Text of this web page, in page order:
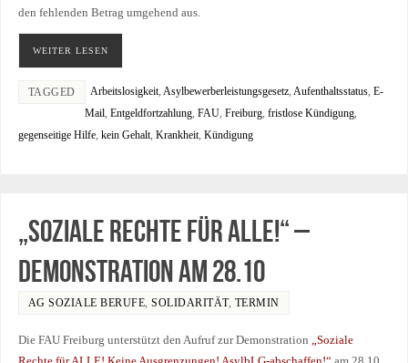
den fehlenden Betrag umgehend aus.
WEITER LESEN
TAGGED Arbeitslosigkeit, Asylbewerberleistungsgesetz, Aufenthaltsstatus, E-
Mail, Entgeldfortzahlung, FAU, Freiburg, fristlose Kündigung,
gegenseitige Hilfe, kein Gehalt, Krankheit, Kündigung
„Soziale Rechte für Alle!“ –
Demonstration am 28.10
AG SOZIALE BERUFE ,SOLIDARITÄT, TERMIN
Die FAU Freiburg unterstützt den Aufruf zur Demonstration
„Soziale